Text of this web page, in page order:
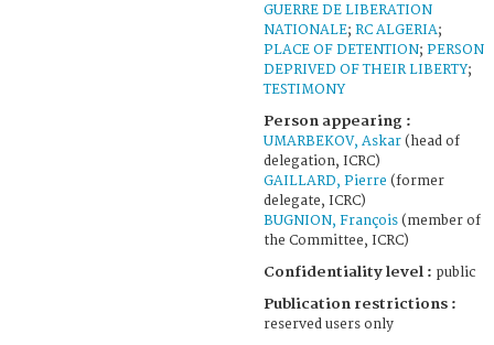
GUERRE DE LIBERATION
NATIONALE; RC ALGERIA;
PLACE OF DETENTION; PERSON
DEPRIVED OF THEIR LIBERTY;
TESTIMONY
Person appearing :
UMARBEKOV, Askar (head of
delegation, ICRC)
GAILLARD, Pierre (former
delegate, ICRC)
BUGNION, François (member of
the Committee, ICRC)
Confidentiality level : public
Publication restrictions :
reserved users only